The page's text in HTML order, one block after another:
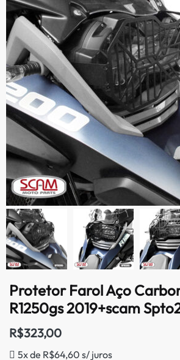
Protetor Farol Aço
R1250gs 2019+scam
R$323,00
5x de R$64,60 s/ juros